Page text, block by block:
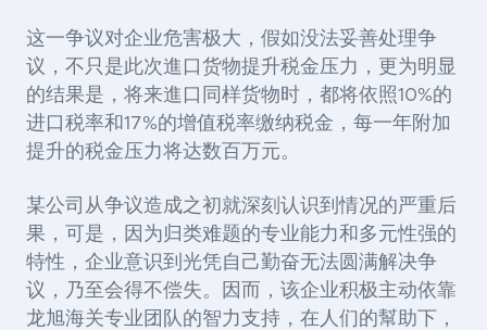
这一争议对企业危害极大，假如没法妥善处理争
议，不只是此次進口货物提升税金压力，更为明显
的结果是，将来進口同样货物时，都将依照10%的
进口税率和17%的增值税率缴纳税金，每一年附加
提升的税金压力将达数百万元。
某公司从争议造成之初就深刻认识到情况的严重后
果，可是，因为归类难题的专业能力和多元性强的
特性，企业意识到光凭自己勤奋无法圆满解决争
议，乃至会得不偿失。因而，该企业积极主动依靠
龙旭海关专业团队的智力支持，在人们的幫助下，